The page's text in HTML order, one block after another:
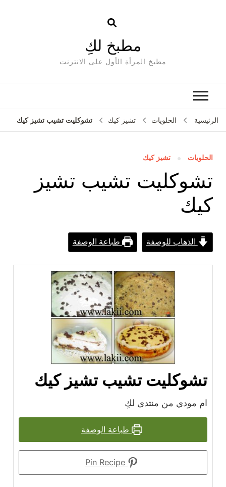
مطبخ لكِ
مطبخ المرأة الأول على الانترنت
الرئيسية الحلويات تشيز كيك تشوكليت تشيب تشيز كيك
الحلويات تشيز كيك
تشوكليت تشيب تشيز
كيك
الذهاب للوصفة طباعة الوصفة
تشوكليت تشيب تشيز كيك
ام مودي من منتدى لكِ
طباعة الوصفة
Pin Recipe